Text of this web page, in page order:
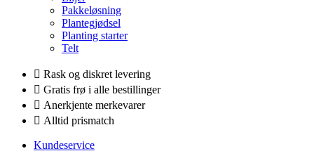
Pakkeløsning
Plantegjødsel
Planting starter
Telt
Rask og diskret levering
Gratis frø i alle bestillinger
Anerkjente merkevarer
Alltid prismatch
Kundeservice